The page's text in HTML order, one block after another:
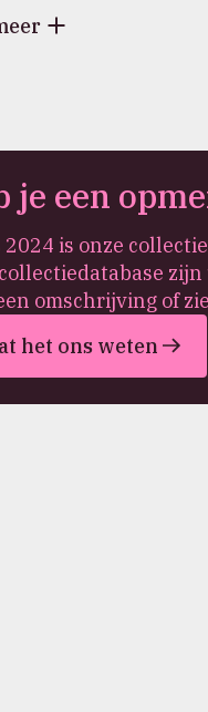
je een
2024 is onze
omschrijving of
het ons weten